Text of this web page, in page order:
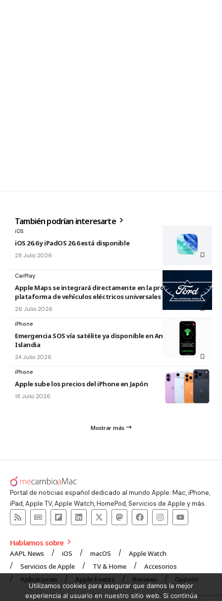
También podrían interesarte
iOS
iOS 26.6 y iPadOS 26.6 está disponible
28 Julio 2026
CarPlay
Apple Maps se integrará directamente en la próxima
plataforma de vehículos eléctricos universales de Ford
26 Julio 2026
iPhone
Emergencia SOS vía satélite ya disponible en Andorra e
Islandia
24 Julio 2026
iPhone
Apple sube los precios del iPhone en Japón
18 Julio 2026
Mostrar más
Portal de noticias español dedicado al mundo Apple: Mac, iPhone,
iPad, Apple TV, Apple Watch, HomePod, Servicios de Apple y más.
Hablamos sobre
AAPL News iOS macOS
Apple Watch
Servicios de Apple
TV & Home
Accesorios
Aplicaciones
Apple Events Reviews Opinión
Utilizamos cookies para asegurar que damos la mejor
experiencia al usuario en nuestro sitio web. Si continúa